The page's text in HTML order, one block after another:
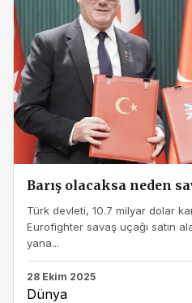
Barış olacaksa neden
Türk devleti, 10.7 milyar dolar
Eurofighter savaş uçağı satın
yana...
28 Ekim 2025
Dünya